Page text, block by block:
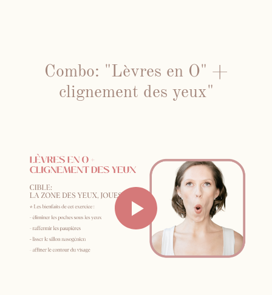
Combo: "Lèvres en O" +
clignement des yeux"
Me contacter par WhatsApp
Mes cours en présentiel et / ou
individuels